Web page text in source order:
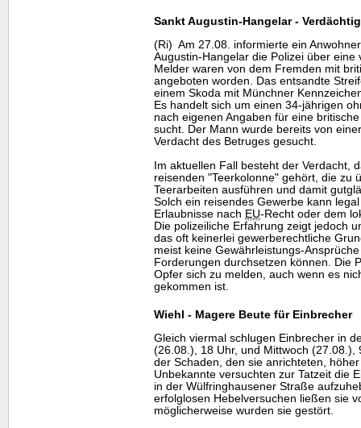
Sankt Augustin-Hangelar -
(Ri) Am 27.08. informierte ein
Augustin-Hangelar die Polizei über eine
Melder waren von dem Fremden mit
angeboten worden. Das entsandte
einem Skoda mit Münchner
Es handelt sich um einen 34-jährigen
nach eigenen Angaben für eine
sucht. Der Mann wurde bereits von
Verdacht des Betruges gesucht.
Im aktuellen Fall besteht der Verdacht,
reisenden "Teerkolonne" gehört, die zu
Teerarbeiten ausführen und damit
Solch ein reisendes Gewerbe kann
Erlaubnisse nach EU-Recht oder dem
Die polizeiliche Erfahrung zeigt jedoch
das oft keinerlei gewerberechtliche
meist keine Gewährleistungs-
Forderungen durchsetzen können. Die
Opfer sich zu melden, auch wenn es
gekommen ist.
Wiehl - Magere Beute für Einbrecher
Gleich viermal schlugen Einbrecher in
(26.08.), 18 Uhr, und Mittwoch (27.08.),
der Schaden, den sie anrichteten,
Unbekannte versuchten zur Tatzeit die
in der Wülfringhausener Straße
erfolglosen Hebelversuchen ließen sie
möglicherweise wurden sie gestört.